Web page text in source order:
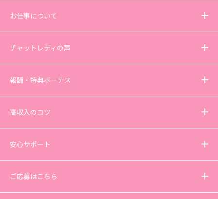
お仕事について
チャットレディの声
報酬・特典ボーナス
高収入のコツ
安心サポート
ご応募はこちら